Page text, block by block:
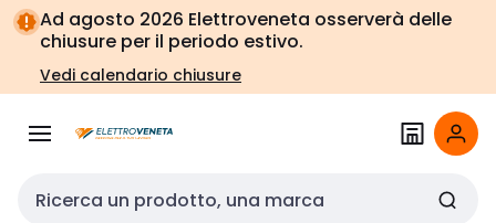
Vai alla
navigazione
Vai
alla
pagina
Ad agosto 2026 Elettroveneta osserverà delle
chiusure per il periodo estivo.
Vedi calendario chiusure
Cerca input